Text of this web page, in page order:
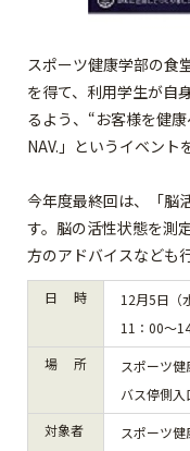
スポーツ健康学部の食
を得て、利用学生が自
るよう、“お客様を健
NAV.」というイベント
今年度最終回は、「脳
す。脳の活性状態を測
方のアドバイスなども
日 時
12月5日（
11：00～
場 所
スポーツ
バス停側入
対象者
スポーツ